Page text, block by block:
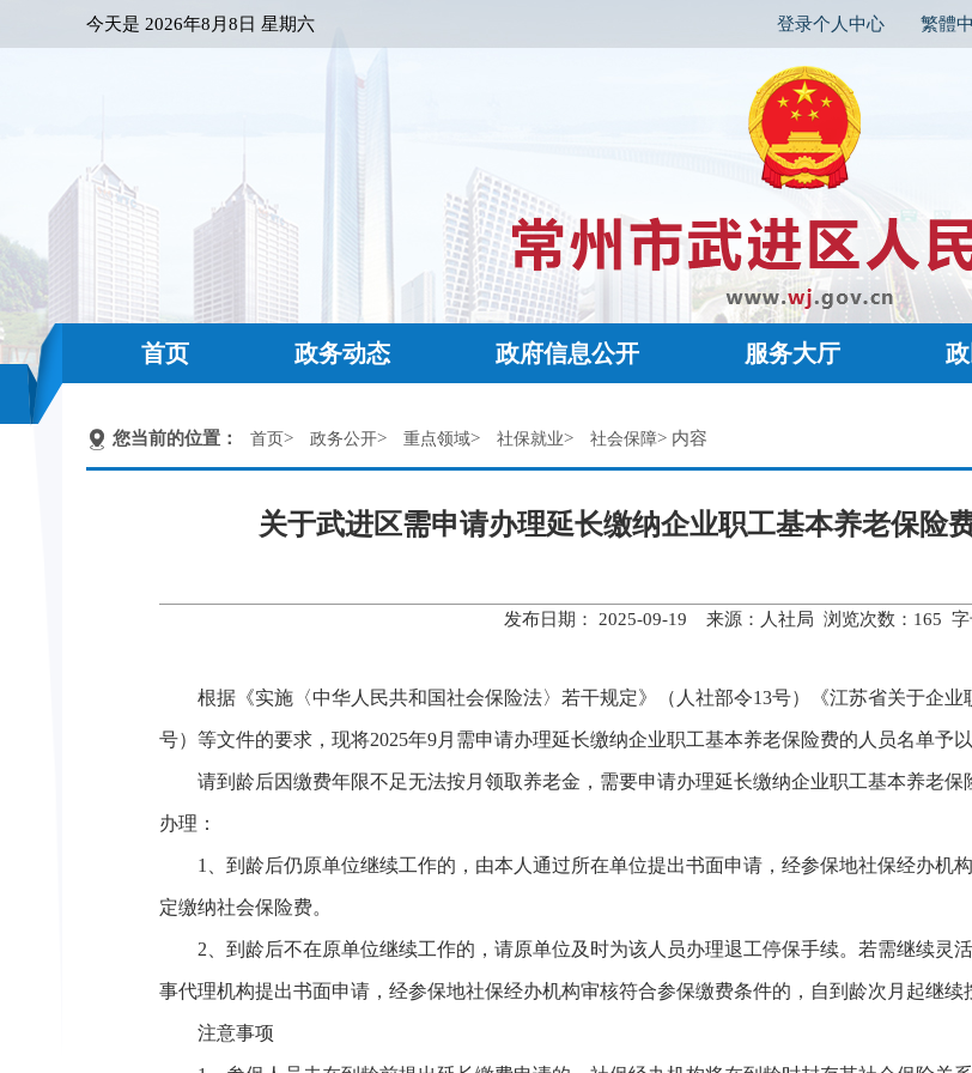
今天是 2026年8月8日 星期六 登录个人中心 繁體
首页 政务动态 政府信息公开 服务大厅
您当前的位置： 首页> 政务公开> 重点领域> 社保就业> 社会保障> 内容
关于武进区需申请办理延长缴纳企业职工基本养老保险
发布日期： 2025-09-19 来源：人社局 浏览次数： 165 字
根据《实施〈中华人民共和国社会保险法〉若干规定》（人社部令13号）《江苏省关于企
号）等文件的要求，现将2025年9月需申请办理延长缴纳企业职工基本养老保险费的人员名单予
请到龄后因缴费年限不足无法按月领取养老金，需要申请办理延长缴纳企业职工基本养老
办理：
1、到龄后仍原单位继续工作的，由本人通过所在单位提出书面申请，经参保地社保经办机
定缴纳社会保险费。
2、到龄后不在原单位继续工作的，请原单位及时为该人员办理退工停保手续。若需继续灵
事代理机构提出书面申请，经参保地社保经办机构审核符合参保缴费条件的，自到龄次月起继续
注意事项